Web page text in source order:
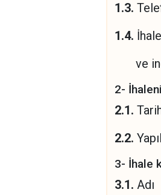
1.3.
1.4.
ve
2-
2.1.
2.2.
3- İhale
3.1.